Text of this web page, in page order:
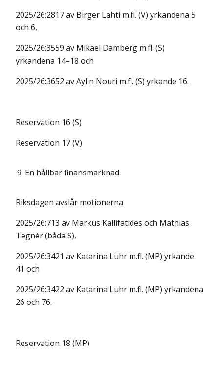
2025/26:2817 av Birger Lahti m.fl. (V) yrkandena 5
och 6,
2025/26:3559 av Mikael Damberg m.fl. (S)
yrkandena 14–18 och
2025/26:3652 av Aylin Nouri m.fl. (S) yrkande 16.
Reservation 16 (S)
Reservation 17 (V)
9. En hållbar finansmarknad
Riksdagen avslår motionerna
2025/26:713 av Markus Kallifatides och Mathias
Tegnér (båda S),
2025/26:3421 av Katarina Luhr m.fl. (MP) yrkande
41 och
2025/26:3422 av Katarina Luhr m.fl. (MP) yrkandena
26 och 76.
Reservation 18 (MP)